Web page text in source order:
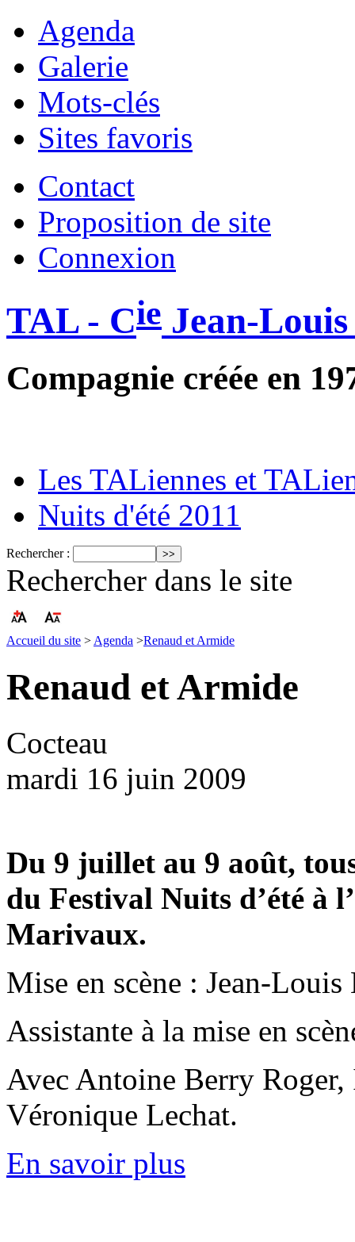
Agenda
Galerie
Mots-clés
Sites favoris
Contact
Proposition de site
Connexion
TAL - Cie Jean-
Compagnie créée en
Les TALiennes et
Nuits d'été 2011
Rechercher :
Rechercher dans le site
Accueil du site > Agenda >Renaud et Armide
Renaud et Armide
Cocteau
mardi 16 juin 2009
Du 9 juillet au 9 août,
du Festival Nuits d’été à
Marivaux.
Mise en scène : Jean-Louis
Assistante à la mise en
Avec Antoine Berry
Véronique Lechat.
En savoir plus